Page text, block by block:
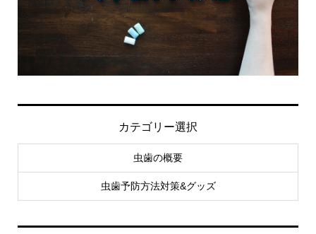
カテゴリー選択
虫歯の概要
虫歯予防方法対策&グッズ